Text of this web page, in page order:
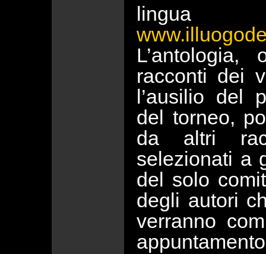
racconti dei
l’ausilio del
del torneo,
da altri
selezionati a
del solo
degli autori
verranno